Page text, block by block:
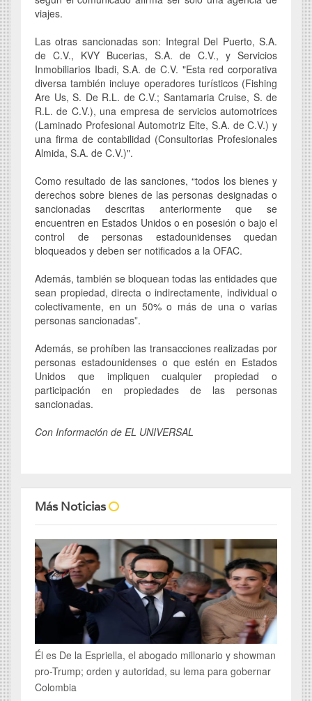
viajes.
Las otras sancionadas son: Integral Del Puerto, S.A.
de C.V., KVY Bucerias, S.A. de C.V., y Servicios
Inmobiliarios Ibadi, S.A. de C.V. "Esta red corporativa
diversa también incluye operadores turísticos (Fishing
Are Us, S. De R.L. de C.V.; Santamaria Cruise, S. de
R.L. de C.V.), una empresa de servicios automotrices
(Laminado Profesional Automotriz Elte, S.A. de C.V.) y
una firma de contabilidad (Consultorias Profesionales
Almida, S.A. de C.V.)".
Como resultado de las sanciones, “todos los bienes y
derechos sobre bienes de las personas designadas o
sancionadas descritas anteriormente que se
encuentren en Estados Unidos o en posesión o bajo el
control de personas estadounidenses quedan
bloqueados y deben ser notificados a la OFAC.
Además, también se bloquean todas las entidades que
sean propiedad, directa o indirectamente, individual o
colectivamente, en un 50% o más de una o varias
personas sancionadas”.
Además, se prohíben las transacciones realizadas por
personas estadounidenses o que estén en Estados
Unidos que impliquen cualquier propiedad o
participación en propiedades de las personas
sancionadas.
Con Información de EL UNIVERSAL
Más Noticias
Él es De la Espriella, el abogado millonario y showman
pro-Trump; orden y autoridad, su lema para gobernar
Colombia